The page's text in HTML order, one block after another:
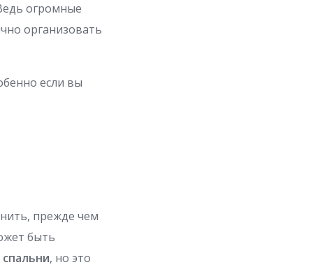
огромные
организовать
если вы
прежде чем
быть
спальни, но это